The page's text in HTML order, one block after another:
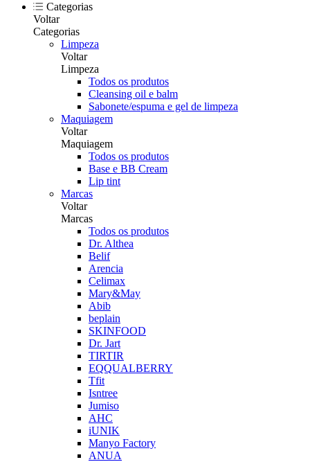
Categorias
Voltar
Categorias
Limpeza
Voltar
Limpeza
Todos os produtos
Cleansing oil e balm
Sabonete/espuma e gel de limpeza
Maquiagem
Voltar
Maquiagem
Todos os produtos
Base e BB Cream
Lip tint
Marcas
Voltar
Marcas
Todos os produtos
Dr. Althea
Belif
Arencia
Celimax
Mary&May
Abib
beplain
SKINFOOD
Dr. Jart
TIRTIR
EQQUALBERRY
Tfit
Isntree
Jumiso
AHC
iUNIK
Manyo Factory
ANUA